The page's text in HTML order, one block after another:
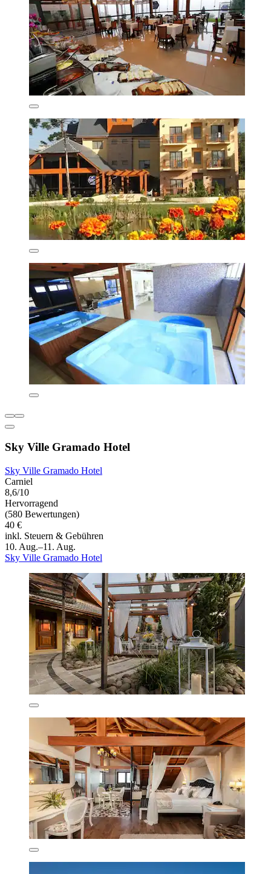
Sky Ville Gramado Hotel
Sky Ville Gramado Hotel
Carniel
8,6/10
Hervorragend
(580 Bewertungen)
40 €
inkl. Steuern & Gebühren
10. Aug.–11. Aug.
Sky Ville Gramado Hotel